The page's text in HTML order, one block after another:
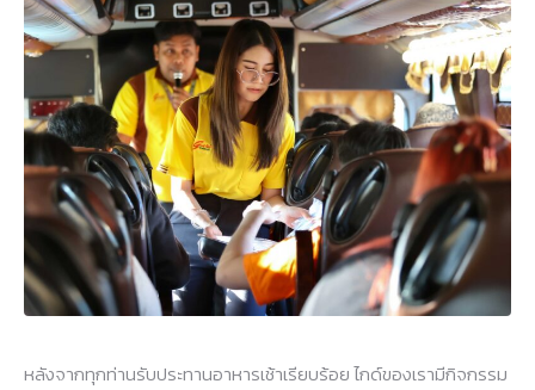
หลังจากทุกท่านรับประทานอาหารเช้าเรียบร้อย ไกด์ของเรามีกิจกรรม